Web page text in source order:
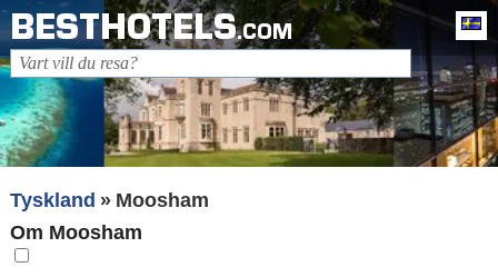
BESTHOTELS.COM
Tyskland
Moosham
Om Moosham